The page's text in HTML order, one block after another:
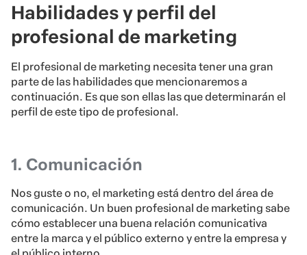
Habilidades y perfil del
profesional de marketing
El profesional de marketing necesita tener una gran
parte de las habilidades que mencionaremos a
continuación. Es que son ellas las que determinarán el
perfil de este tipo de profesional.
1. Comunicación
Nos guste o no, el marketing está dentro del área de
comunicación. Un buen profesional de marketing sabe
cómo establecer una buena relación comunicativa
entre la marca y el público externo y entre la empresa y